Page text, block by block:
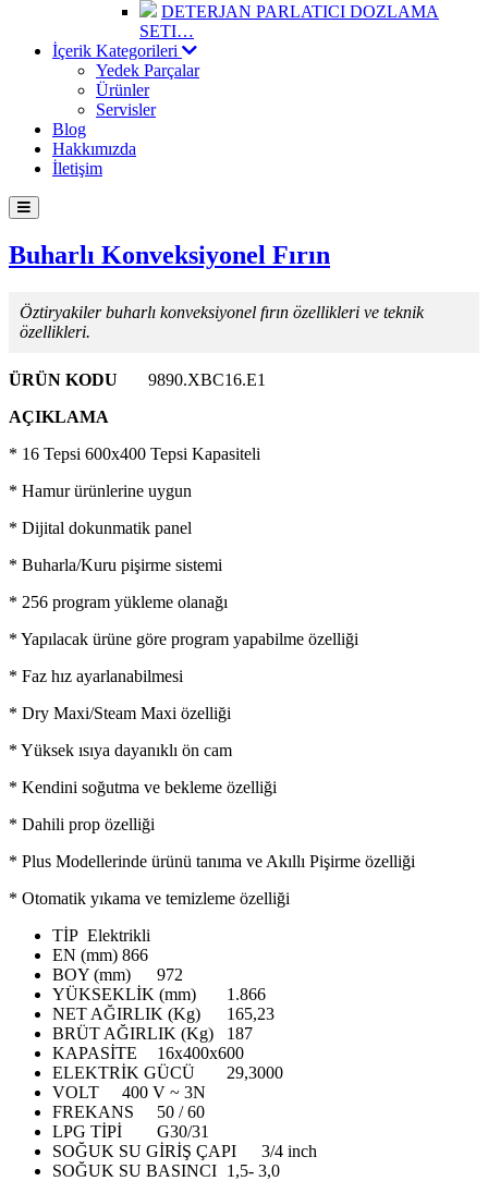
DETERJAN PARLATICI DOZLAMA
SETI…
İçerik Kategorileri
Yedek Parçalar
Ürünler
Servisler
Blog
Hakkımızda
İletişim
Buharlı Konveksiyonel Fırın
Öztiryakiler buharlı konveksiyonel fırın özellikleri ve teknik
özellikleri.
ÜRÜN KODU
9890.XBC16.E1
AÇIKLAMA
* 16 Tepsi 600x400 Tepsi Kapasiteli
* Hamur ürünlerine uygun
* Dijital dokunmatik panel
* Buharla/Kuru pişirme sistemi
* 256 program yükleme olanağı
* Yapılacak ürüne göre program yapabilme özelliği
* Faz hız ayarlanabilmesi
* Dry Maxi/Steam Maxi özelliği
* Yüksek ısıya dayanıklı ön cam
* Kendini soğutma ve bekleme özelliği
* Dahili prop özelliği
* Plus Modellerinde ürünü tanıma ve Akıllı Pişirme özelliği
* Otomatik yıkama ve temizleme özelliği
TİP Elektrikli
EN (mm) 866
BOY (mm)
972
YÜKSEKLİK (mm)
1.866
NET AĞIRLIK (Kg)
165,23
BRÜT AĞIRLIK (Kg)
187
KAPASİTE
16x400x600
ELEKTRİK GÜCÜ
29,3000
VOLT
400 V ~ 3N
FREKANS
50 / 60
LPG TİPİ
G30/31
SOĞUK SU GİRİŞ ÇAPI
3/4 inch
SOĞUK SU BASINCI 1,5- 3,0